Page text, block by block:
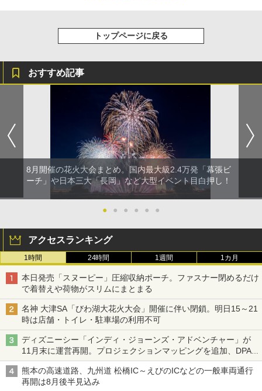
トップページに戻る
おすすめ記事
8月開催の花火大会まとめ。国内最大級2.4万発「幕張ビ
ーチ」や日本三大「長岡」など大型イベント目白押し！
● ● ● ● ● ●
アクセスランキング
1時間 24時間 1週間 1カ月
本日発売「スヌーピー」圧縮収納ポーチ。ファスナー閉めるだけ
で着替えや荷物がスリムにまとまる
名神 大津SA「びわ湖大花火大会」開催に伴い閉鎖。明日15～21
時は店舗・トイレ・駐車場の利用不可
ディズニーシー「インディ・ジョーンズ・アドベンチャー」が
11月末に運営再開。プロジェクションマッピングを追加、DPA
は1500円
熊本の高速道路、九州道 松橋IC～えびのICなどの一般車両通行
再開は8月後半見込み